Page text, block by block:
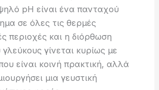
pH είναι ένα πανταχού
σε όλες τις θερμές
περιοχές και η διόρθωση
γίνεται κυρίως με
είναι κοινή πρακτική, αλλά
μια γευστική